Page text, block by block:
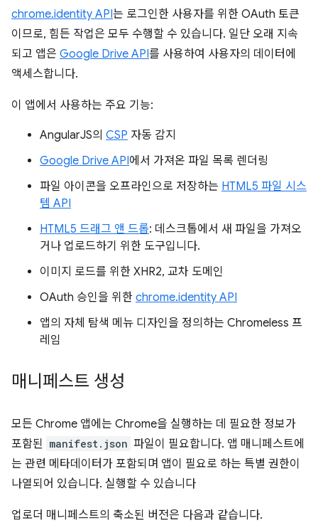
chrome.identity API는 로그인한 사용자를 위한 OAuth 토큰
이므로, 힘든 작업은 모두 수행할 수 있습니다. 일단 오래 지속
되고 앱은 Google Drive API를 사용하여 사용자의 데이터에
액세스합니다.
이 앱에서 사용하는 주요 기능:
AngularJS의 CSP 자동 감지
Google Drive API에서 가져온 파일 목록 렌더링
파일 아이콘을 오프라인으로 저장하는 HTML5 파일 시스
템 API
HTML5 드래그 앤 드롭: 데스크톱에서 새 파일을 가져오
거나 업로드하기 위한 도구입니다.
이미지 로드를 위한 XHR2, 교차 도메인
OAuth 승인을 위한 chrome.identity API
앱의 자체 탐색 메뉴 디자인을 정의하는 Chromeless 프
레임
매니페스트 생성
모든 Chrome 앱에는 Chrome을 실행하는 데 필요한 정보가
포함된 manifest.json 파일이 필요합니다. 앱 매니페스트에
는 관련 메타데이터가 포함되며 앱이 필요로 하는 특별 권한이
나열되어 있습니다. 실행할 수 있습니다
업로더 매니페스트의 축소된 버전은 다음과 같습니다.